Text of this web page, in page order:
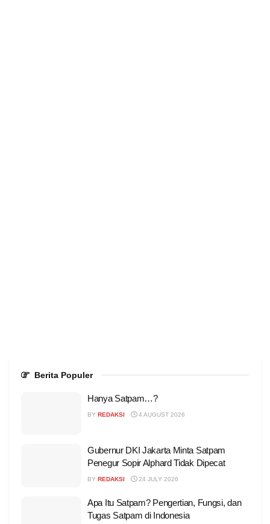
Berita Populer
Hanya Satpam…?
BY REDAKSI 4 AUGUST 2026
Gubernur DKI Jakarta Minta Satpam
Penegur Sopir Alphard Tidak Dipecat
BY REDAKSI 24 JULY 2026
Apa Itu Satpam? Pengertian, Fungsi, dan
Tugas Satpam di Indonesia